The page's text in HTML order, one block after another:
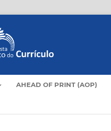
AHEAD OF PRINT (AOP)